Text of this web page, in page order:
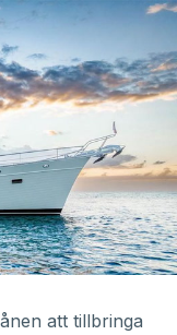
att tillbringa